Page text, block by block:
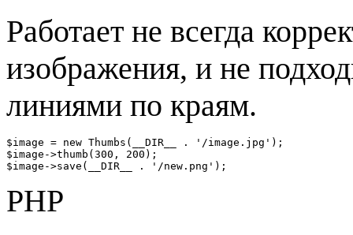
Работает не всегда
изображения, и не
линиями по краям.
$image = new Thumbs(__DIR__ . '/image.jpg');
$image->thumb(300, 200);
$image->save(__DIR__ . '/new.png');
PHP